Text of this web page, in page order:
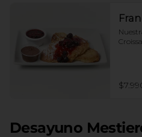
Desayuno